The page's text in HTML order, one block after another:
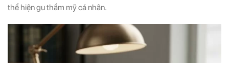
thể hiện gu thẩm mỹ cá nhân.